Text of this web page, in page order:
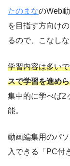
たのまなのWeb
を目指す方向け
るので、こなし
学習内容は多い
スで学習を進め
集中的に学べば2
能。
動画編集用のパ
入できる「PC付